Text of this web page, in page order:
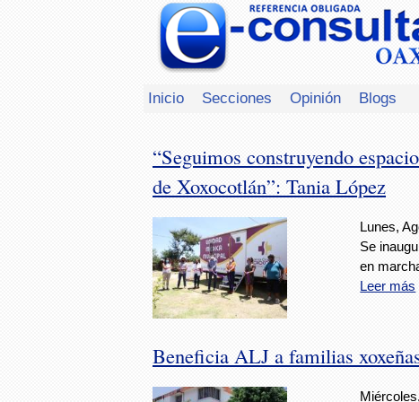
Inicio Secciones Opinión Blogs
“Seguimos construyendo
de Xoxocotlán”: Tania López
Lunes,
Se
en
Leer más
Beneficia ALJ a familias